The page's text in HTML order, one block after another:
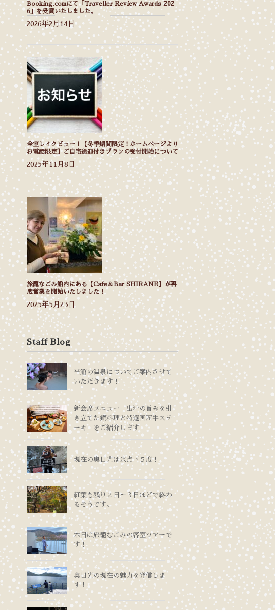
Booking.comにて「Traveller Review Awards 202
6」を受賞いたしました。
2026年2月14日
全室レイクビュー！【冬季期間限定！ホームページより
お電話限定】ご自宅送迎付きプランの受付開始について
2025年11月8日
旅籠なごみ館内にある【Cafe＆Bar SHIRANE】が再
度営業を開始いたしました！
2025年5月23日
Staff Blog
当館の温泉についてご案内させて
いただきます！
新会席メニュー「出汁の旨みを引
き立てた鍋料理と特選国産牛ステ
ーキ」をご紹介します
現在の奥日光は氷点下５度！
紅葉も残り２日～３日ほどで終わ
るそうです。
本日は旅籠なごみの客室ツアーで
す！
奥日光の現在の魅力を発信しま
す！